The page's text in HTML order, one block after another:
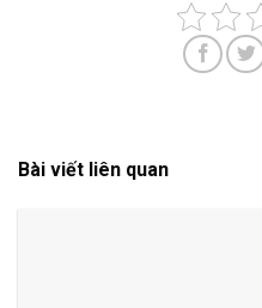
Bài viết liên quan